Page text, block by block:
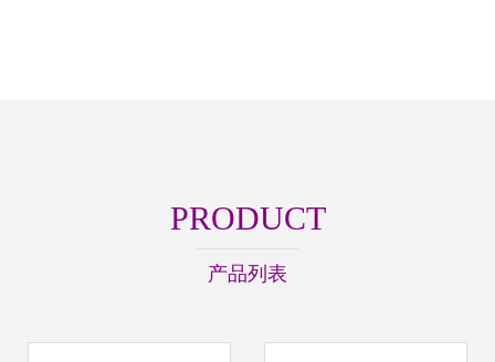
PRODUCT
产品列表